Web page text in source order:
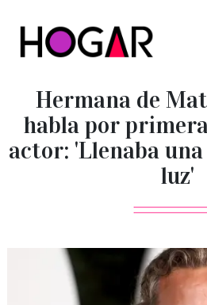
Hermana de
habla por
actor: 'Llenaba
luz'